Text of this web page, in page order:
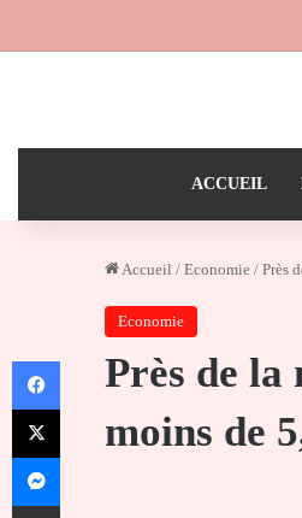
ACCUEIL
Accueil / Economie / Près
Economie
Près de
moins de
Facebook
X
Messenger
Partager par email